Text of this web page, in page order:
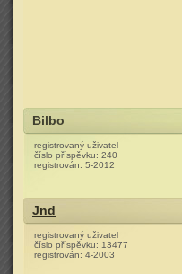
Bilbo
registrovaný uživatel
číslo příspěvku: 240
registrován: 5-2012
Jnd
registrovaný uživatel
číslo příspěvku: 13477
registrován: 4-2003